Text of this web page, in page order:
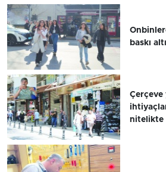
baskı
Çerçeve
nitelikte